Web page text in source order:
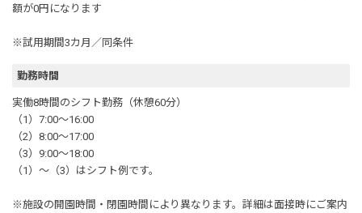
額が0円になります
※試用期間3カ月／同条件
勤務時間
実働8時間のシフト勤務（休憩60分）
（1）7:00～16:00
（2）8:00～17:00
（3）9:00～18:00
（1）～（3）はシフト例です。
※施設の開園時間・閉園時間により異なります。詳細は面接時にご案内